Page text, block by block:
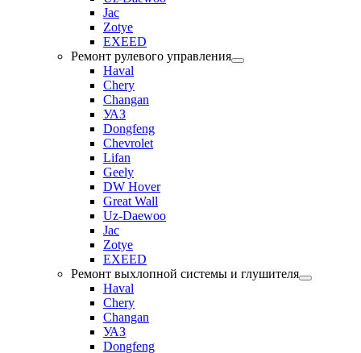
Jac
Zotye
EXEED
Ремонт рулевого управления
Haval
Chery
Changan
УАЗ
Dongfeng
Chevrolet
Lifan
Geely
DW Hover
Great Wall
Uz-Daewoo
Jac
Zotye
EXEED
Ремонт выхлопной системы и глушителя
Haval
Chery
Changan
УАЗ
Dongfeng